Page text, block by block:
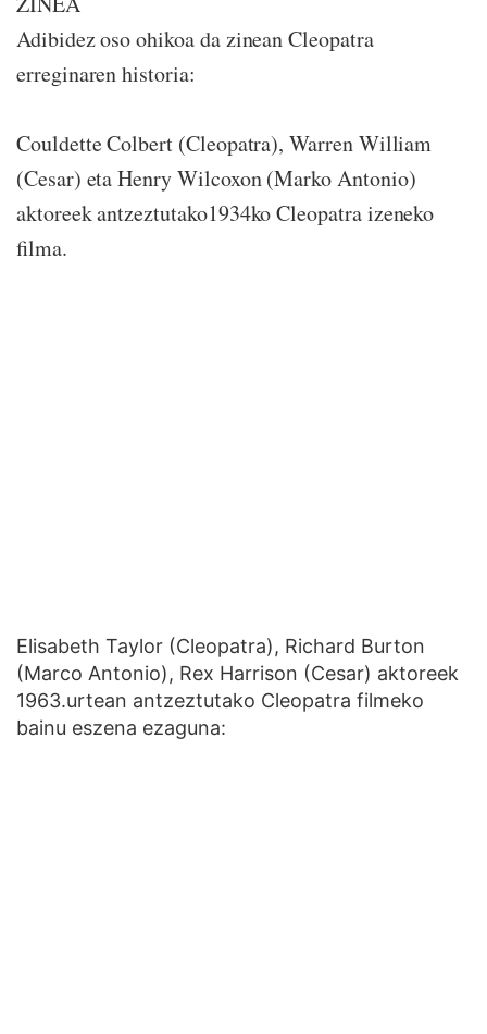
Adibidez oso ohikoa da zinean Cleopatra
erreginaren historia:
Couldette Colbert (Cleopatra), Warren William
(Cesar) eta Henry Wilcoxon (Marko Antonio)
aktoreek antzeztutako1934ko Cleopatra izeneko
filma.
Elisabeth Taylor (Cleopatra), Richard Burton
(Marco Antonio), Rex Harrison (Cesar) aktoreek
1963.urtean antzeztutako Cleopatra filmeko
bainu eszena ezaguna: